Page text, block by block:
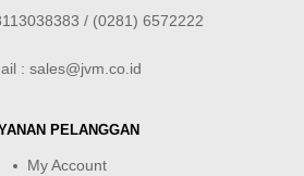
/ (0281) 6572222
: sales@jvm.co.id
PELANGGAN
My Account